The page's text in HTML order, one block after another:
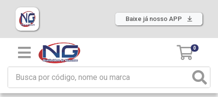
Baixe já nosso APP
0